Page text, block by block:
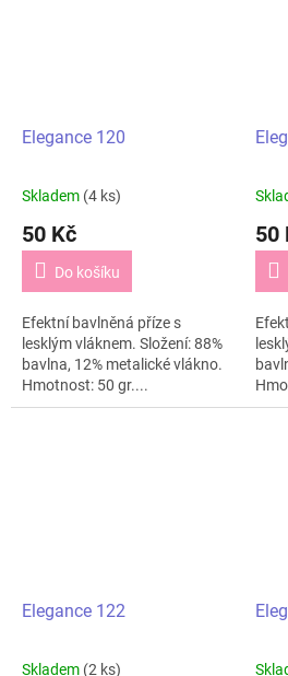
Elegance 120
Skladem (4 ks)
50 Kč
Do košíku
Efektní bavlněná příze s
lesklým vláknem. Složení: 88%
bavlna, 12% metalické vlákno.
Hmotnost: 50 gr....
50
Elegance 122
Skladem (2 ks)